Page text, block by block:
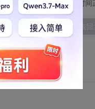
切换为时间